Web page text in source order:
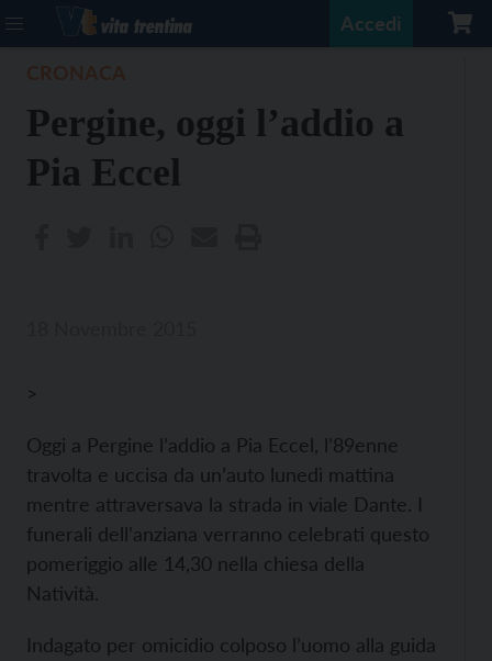
Accedi
Pergine, oggi l’addio a
Pia Eccel
>
Oggi a Pergine l’addio a Pia Eccel, l’89enne
travolta e uccisa da un’auto lunedì mattina
mentre attraversava la strada in viale Dante. I
funerali dell’anziana verranno celebrati questo
pomeriggio alle 14,30 nella chiesa della
Natività.
Indagato per omicidio colposo l’uomo alla guida